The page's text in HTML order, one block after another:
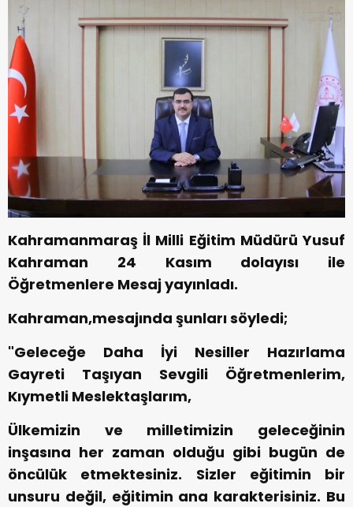
Kahramanmaraş İl Milli Eğitim Müdürü Yusuf
Kahraman 24 Kasım dolayısı ile
Öğretmenlere Mesaj yayınladı.
Kahraman,mesajında şunları söyledi;
"Geleceğe Daha İyi Nesiller Hazırlama
Gayreti Taşıyan Sevgili Öğretmenlerim,
Kıymetli Meslektaşlarım,
Ülkemizin ve milletimizin geleceğinin
inşasına her zaman olduğu gibi bugün de
öncülük etmektesiniz. Sizler eğitimin bir
unsuru değil, eğitimin ana karakterisiniz. Bu